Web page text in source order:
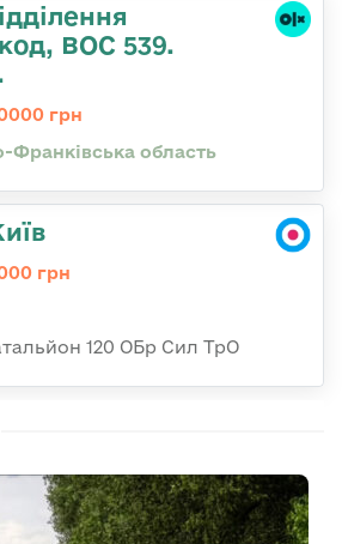
ВОС 539.
грн
Франківська область
грн
120 ОБр Cил ТрО